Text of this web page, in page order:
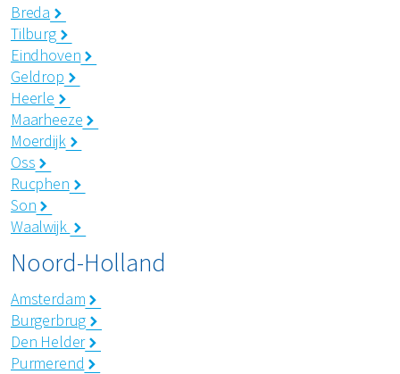
Breda
Tilburg
Eindhoven
Geldrop
Heerle
Maarheeze
Moerdijk
Oss
Rucphen
Son
Waalwijk
Noord-Holland
Amsterdam
Burgerbrug
Den Helder
Purmerend